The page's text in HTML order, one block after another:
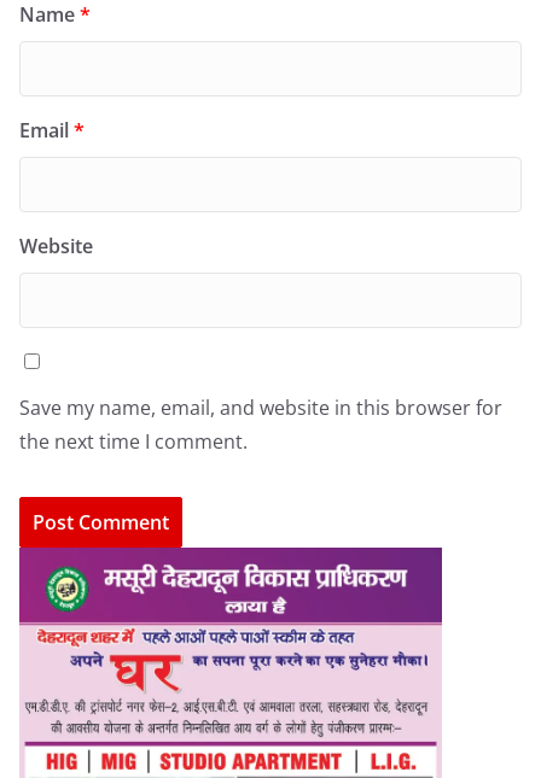
Name*
Email*
Website
Save my name, email, and website in this browser for
the next time I comment.